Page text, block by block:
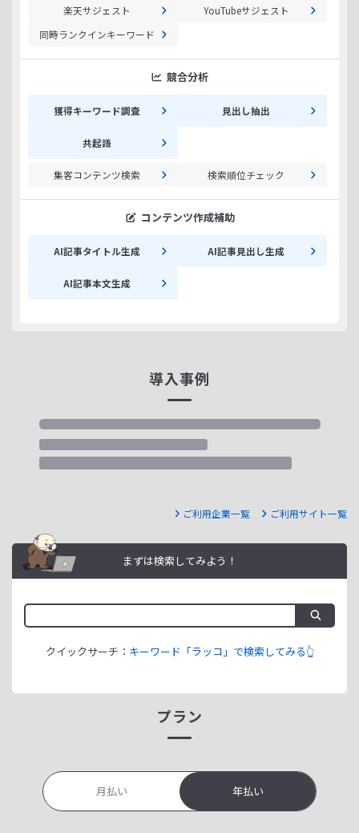
楽天サジェスト
YouTubeサジェスト
同時ランクインキーワード
競合分析
獲得キーワード調査 見出し抽出
共起語
集客コンテンツ検索 検索順位チェック
コンテンツ作成補助
AI記事タイトル生成 AI記事見出し生成
AI記事本文生成
導入事例
ご利用企業一覧 ご利用サイト一覧
まずは検索してみよう！
クイックサーチ： キーワード「ラッコ」で検索してみる👆
プラン
月払い 年払い